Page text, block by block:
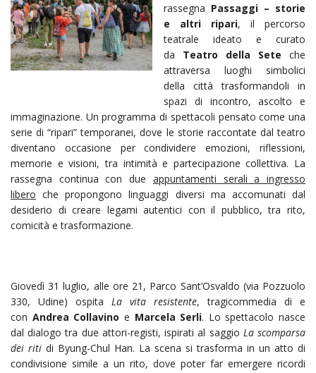
rassegna Passaggi – storie
e altri ripari, il percorso
teatrale ideato e curato
da Teatro della Sete che
attraversa luoghi simbolici
della città trasformandoli in
spazi di incontro, ascolto e
immaginazione. Un programma di spettacoli pensato come una
serie di “ripari” temporanei, dove le storie raccontate dal teatro
diventano occasione per condividere emozioni, riflessioni,
memorie e visioni, tra intimità e partecipazione collettiva. La
rassegna continua con due appuntamenti serali a ingresso
libero che propongono linguaggi diversi ma accomunati dal
desiderio di creare legami autentici con il pubblico, tra rito,
comicità e trasformazione.
Giovedì 31 luglio, alle ore 21, Parco Sant’Osvaldo (via Pozzuolo
330, Udine) ospita La vita resistente, tragicommedia di e
con Andrea Collavino e Marcela Serli. Lo spettacolo nasce
dal dialogo tra due attori-registi, ispirati al saggio La scomparsa
dei riti di Byung-Chul Han. La scena si trasforma in un atto di
condivisione simile a un rito, dove poter far emergere ricordi